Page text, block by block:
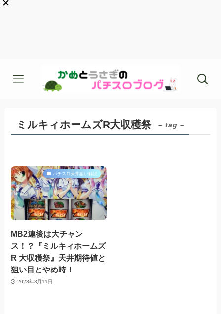
ミルキィホームズR大収穫祭 – tag –
パチスロ天井狙い解説
MB2連後は大チャン
ス！？『ミルキィホームズ
R 大収穫祭』天井期待値と
狙い目とやめ時！
2023年3月11日